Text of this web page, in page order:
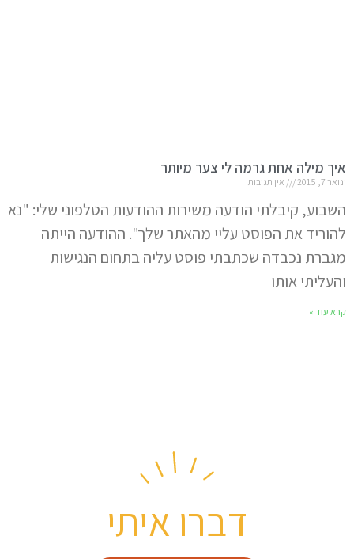
איך מילה אחת גרמה לי צער מיותר
ינואר 7, 2015 אין תגובות
השבוע, קיבלתי הודעה משירות ההודעות הטלפוני שלי: "נא
להוריד את הפוסט עליי מהאתר שלך". ההודעה הייתה
מגברת נכבדה שכתבתי פוסט עליה בתחום הנגישות
והעליתי אותו
קרא עוד »
דברו איתי